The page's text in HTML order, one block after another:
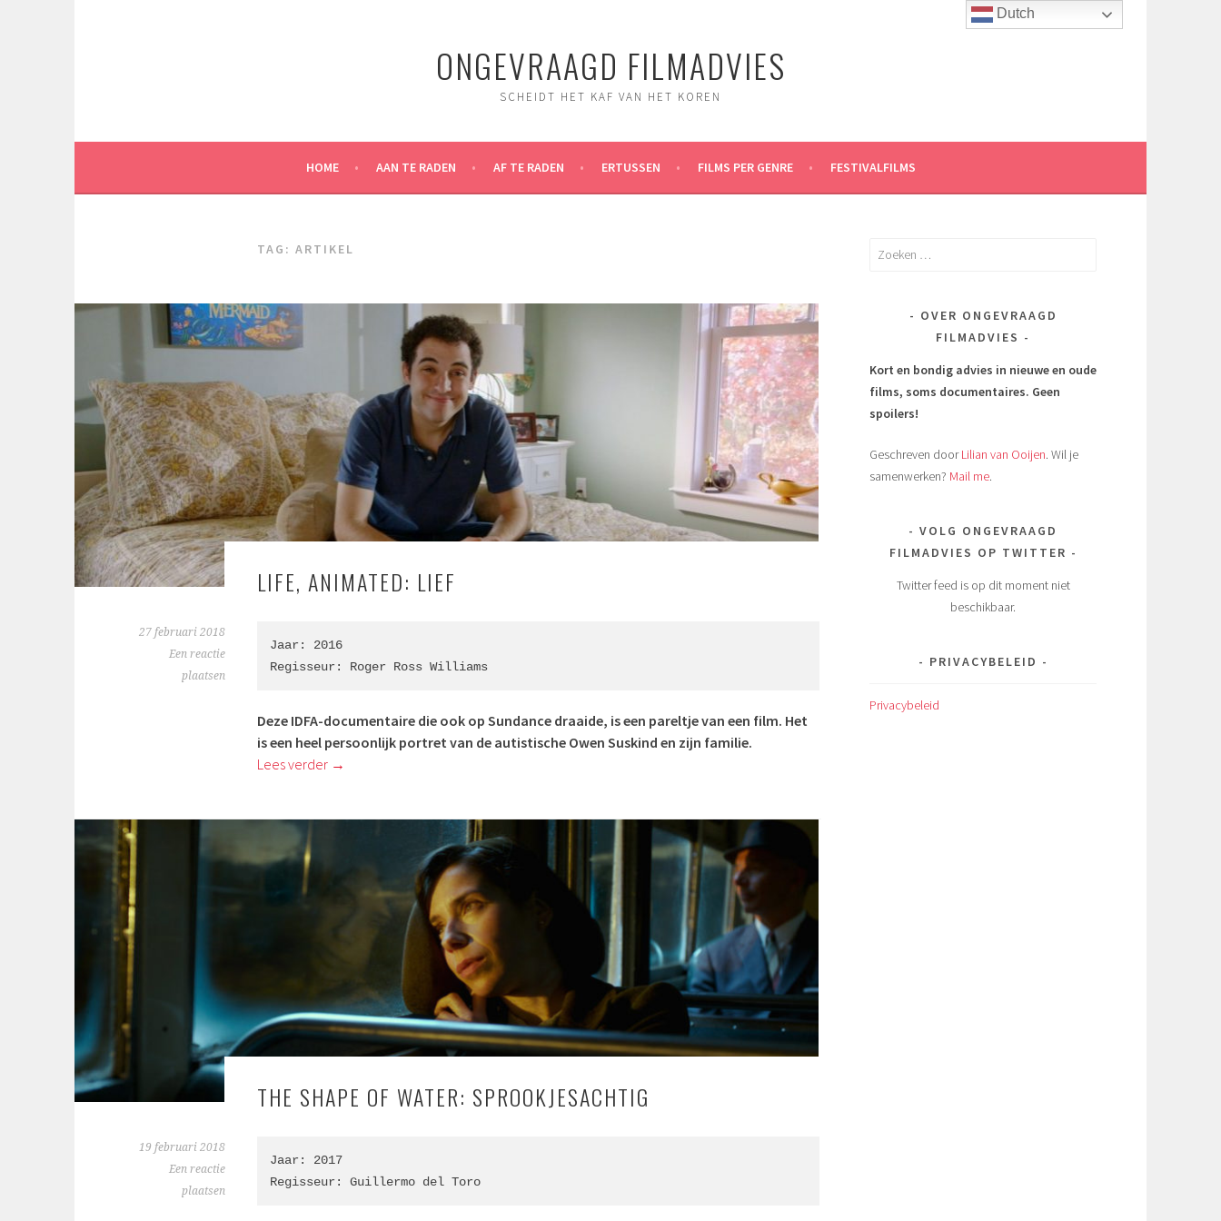
ONGEVRAAGD FILMADVIES
SCHEIDT HET KAF VAN HET KOREN
HOME AAN TE RADEN AF TE RADEN ERTUSSEN FILMS PER GENRE FESTIVALFILMS
TAG: ARTIKEL
LIFE, ANIMATED: LIEF
27 februari 2018
Een reactie
plaatsen
Jaar: 2016
Regisseur: Roger Ross Williams
Deze IDFA-documentaire die ook op Sundance draaide, is een pareltje van een film. Het
is een heel persoonlijk portret van de autistische Owen Suskind en zijn familie.
Lees verder →
THE SHAPE OF WATER: SPROOKJESACHTIG
19 februari 2018
Een reactie
plaatsen
Jaar: 2017
Regisseur: Guillermo del Toro
Zoeken
OVER ONGEVRAAGD
FILMADVIES
Kort en bondig advies in nieuwe en oude
films, soms documentaires. Geen
spoilers!
Geschreven doorLilian van Ooijen. Wil je
samenwerken? Mail me.
VOLG ONGEVRAAGD
FILMADVIES OP TWITTER
Twitter feed is op dit moment niet
beschikbaar.
PRIVACYBELEID
Privacybeleid
Dutch